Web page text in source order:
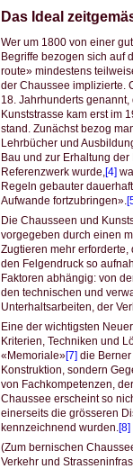
Y
o
u
a
r
e
h
e
r
e
Das Ideal
Wer um 1800 von einer
Begriffe bezogen sich auf
route» mindestens
der Chaussee implizierte.
18. Jahrhunderts
Kunststrasse kam erst im
stand. Zunächst bezog
Lehrbücher und
Bau und zur Erhaltung
Referenzwerk wurde,[4]
Regeln gebauter
Aufwande fortzubringen».
Die Chausseen und
vorgegeben durch einen
Zugtieren mehr
den Felgendruck so
Faktoren abhängig: von
den technischen und
Unterhaltsarbeiten, der
Eine der wichtigsten
Kriterien, Techniken und
«Memoriale»[7] die
Konstruktion, sondern
von Fachkompetenzen,
Chaussee erscheint so
einerseits die grösseren
kennzeichnend wurden.[8]
(Zum bernischen
Verkehr und